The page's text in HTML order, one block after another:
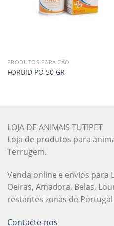
PRODUTOS PARA CÃO
FORBID PO 50 GR
LOJA DE ANIMAIS TUTIPET
Loja de produtos para
Terrugem.
Venda online e envios para
Oeiras, Amadora, Belas,
restantes zonas de
Contacte-nos